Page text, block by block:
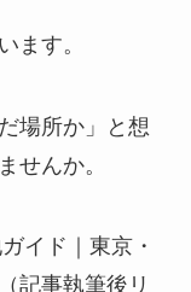
ます。
場所か」と想
せんか。
イド｜東京・
記事執筆後リ